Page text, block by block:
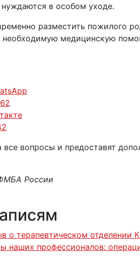
в особом уходе.
разместить пожилого
необходимую медицинскую
все вопросы и предоставят
России
о терапевтическом отделении
наших профессионалов: